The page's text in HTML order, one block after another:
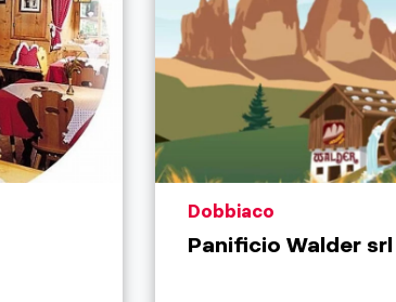
aria.poi_location_prefix
Dobbiaco
Panificio Walder srl